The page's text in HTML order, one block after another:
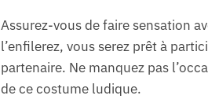
Assurez-vous de faire sensation
l’enfilerez, vous serez prêt à
partenaire. Ne manquez pas
de ce costume ludique.